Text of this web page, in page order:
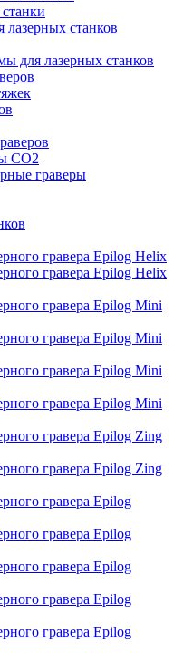
станков
для лазерных станков
СО2
граверы
гравера Epilog Helix
гравера Epilog Helix
гравера Epilog Mini
гравера Epilog Mini
гравера Epilog Mini
гравера Epilog Mini
гравера Epilog Zing
гравера Epilog Zing
гравера Epilog
гравера Epilog
гравера Epilog
гравера Epilog
гравера Epilog